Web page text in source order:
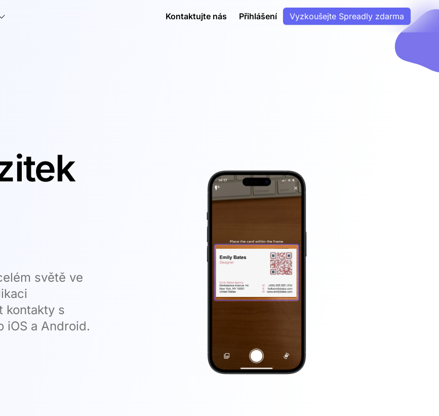
Kontaktujte nás Přihlášení Vyzkoušejte Spreadly zdarma
světě ve
kontakty s
iOS a Android.